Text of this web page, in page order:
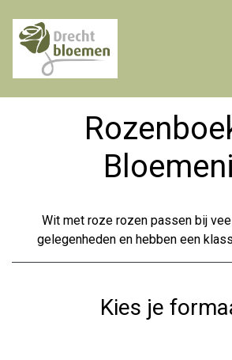
Wit met roze rozen passen bij
gelegenheden en hebben een
Kies je